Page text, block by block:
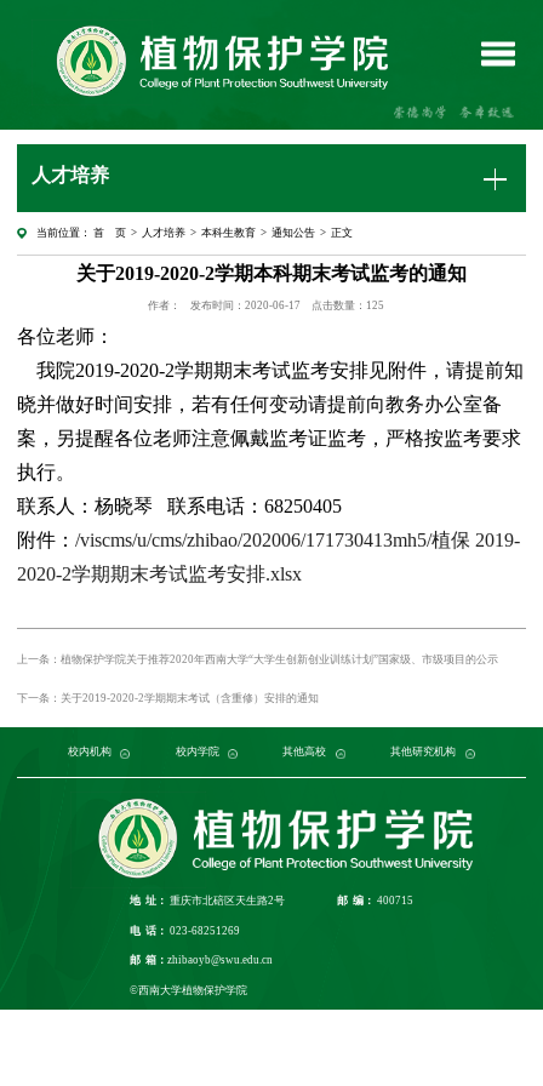
人才培养
当前位置： 首 页 > 人才培养 >本科生教育 >通知公告 > 正文
关于2019-2020-2学期本科期末考试监考的通知
作者： 发布时间：2020-06-17 点击数量： 125
各位老师：
我院2019-2020-2学期期末考试监考安排见附件，请提前知
晓并做好时间安排，若有任何变动请提前向教务办公室备
案，另提醒各位老师注意佩戴监考证监考，严格按监考要求
执行。
联系人：杨晓琴 联系电话：68250405
附件： /viscms/u/cms/zhibao/202006/171730413mh5/植保 2019-
2020-2学期期末考试监考安排.xlsx
上一条：植物保护学院关于推荐2020年西南大学“大学生创新创业训练计划”国家级、市级项目的公示
下一条：关于2019-2020-2学期期末考试（含重修）安排的通知
校内机构
党委组织部 党委宣传部 发展规划与学科建设部 人力资源部 本科生院 研究生院 科学技术发展研究院
校内学院
农学与生物科技学院 园艺园林学院 生命科学学院 生物技术学院 资源环境学院
其他高校
中国农业大学 浙江大学 西北农林科技大学 南京农业大学 华中农业大学 华南农业大学 山西农业大学
其他研究机构
中国农业科学院植物保护研究所 中国科学院植物研究所 中国科学院 中国农业科学院 重庆市农业科学院
地 址： 重庆市北碚区天生路2号 邮 编： 400715
电 话： 023-68251269
邮 箱：zhibaoyb@swu.edu.cn
©西南大学植物保护学院